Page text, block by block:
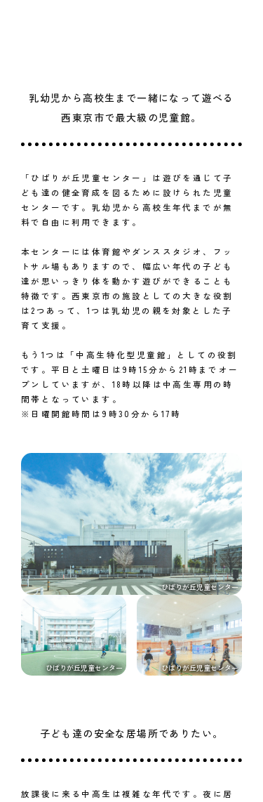
乳幼児から高校生まで一緒になって遊べる
西東京市で最大級の児童館。
「ひばりが丘児童センター」は遊びを通じて子
ども達の健全育成を図るために設けられた児童
センターです。乳幼児から高校生年代までが無
料で自由に利用できます。
本センターには体育館やダンススタジオ、フッ
トサル場もありますので、幅広い年代の子ども
達が思いっきり体を動かす遊びができることも
特徴です。西東京市の施設としての大きな役割
は2つあって、1つは乳幼児の親を対象とした子
育て支援。
もう1つは「中高生特化型児童館」としての役割
です。平日と土曜日は9時15分から21時までオー
プンしていますが、18時以降は中高生専用の時
間帯となっています。
※日曜開館時間は9時30分から17時
ひばりが丘児童センター
ひばりが丘児童センター ひばりが丘児童センター
子ども達の安全な居場所でありたい。
放課後に来る中高生は複雑な年代です。夜に居